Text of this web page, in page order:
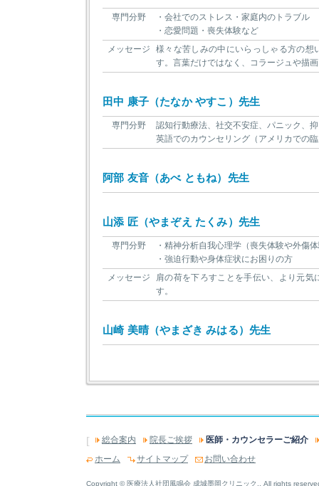
専門分野
・会社でのストレス・家庭内のトラブル
・恋愛問題・喪失体験など
メッセージ
様々な苦しみの中にいらっしゃる方の想
す。言葉だけではなく、コラージュや描
田中 康子（たなか やすこ）先生
専門分野
認知行動療法、社交不安症、パニック、
英語でのカウンセリング（アメリカでの
阿部 友音（あべ ともね）先生
山添 匠（やまぞえ たくみ）先生
専門分野
・精神分析自我心理学（喪失体験や外傷
・強迫行動や身体症状にお困りの方
メッセージ
肩の荷を下ろすことを手伝い、より元
す。
山崎 美晴（やまざき みはる）先生
[ 総合案内 院長ご挨拶
医師・カウンセラーご紹介
ホーム
サイトマップ お問い合わせ
Copyright © 医療法人社団風鳴会 成城墨岡クリニック., All rights